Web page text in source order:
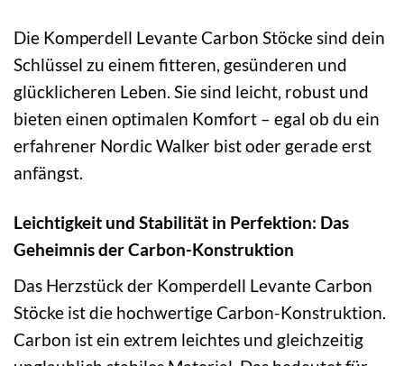
Die Komperdell Levante Carbon Stöcke sind dein
Schlüssel zu einem fitteren, gesünderen und
glücklicheren Leben. Sie sind leicht, robust und
bieten einen optimalen Komfort – egal ob du ein
erfahrener Nordic Walker bist oder gerade erst
anfängst.
Leichtigkeit und Stabilität in Perfektion: Das
Geheimnis der Carbon-Konstruktion
Das Herzstück der Komperdell Levante Carbon
Stöcke ist die hochwertige Carbon-Konstruktion.
Carbon ist ein extrem leichtes und gleichzeitig